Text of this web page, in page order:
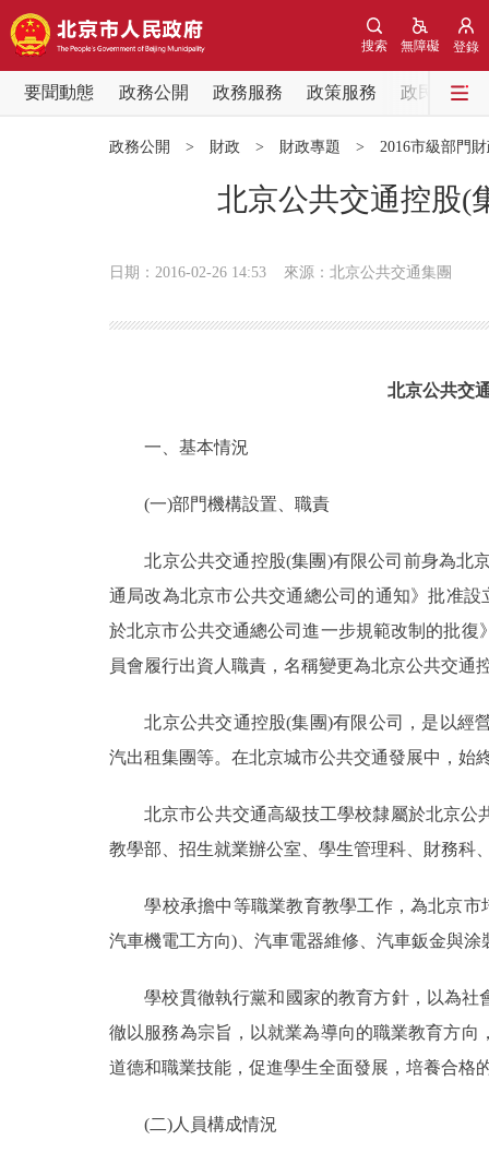
登錄
無障礙
搜索
要聞動態 政務公開 政務服務 政策服務
政民互動
政務服務
個人服務
便民服務
政民互動
12345網上接訴即辦
北京概況
政務公開 > 財政 > 財政專題 > 2016市級部門
北京公共交通控股(
日期：2016-02-26 14:53 來源：北京公共交通集團
北京公共交
一、基本情況
(一)部門機構設置、職責
北京公共交通控股(集團)有限公司前身為北京
通局改為北京市公共交通總公司的通知》批准
於北京市公共交通總公司進一步規範改制的批
員會履行出資人職責，名稱變更為北京公共交通
北京公共交通控股(集團)有限公司，是以經營
汽出租集團等。在北京城市公共交通發展中，始
北京市公共交通高級技工學校隸屬於北京公
教學部、招生就業辦公室、學生管理科、財務科
學校承擔中等職業教育教學工作，為北京市
汽車機電工方向)、汽車電器維修、汽車鈑金與涂
學校貫徹執行黨和國家的教育方針，以為社
徹以服務為宗旨，以就業為導向的職業教育方
道德和職業技能，促進學生全面發展，培養合格
(二)人員構成情況